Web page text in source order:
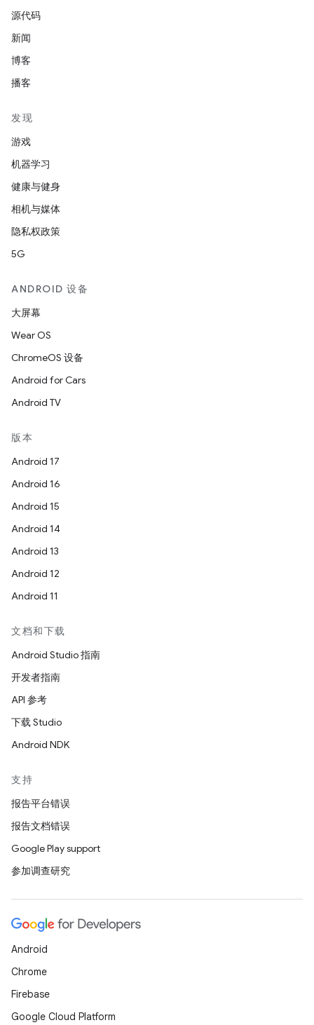
源代码
新闻
博客
播客
发现
游戏
机器学习
健康与健身
相机与媒体
隐私权政策
5G
ANDROID 设备
大屏幕
Wear OS
ChromeOS 设备
Android for Cars
Android TV
版本
Android 17
Android 16
Android 15
Android 14
Android 13
Android 12
Android 11
文档和下载
Android Studio 指南
开发者指南
API 参考
下载 Studio
Android NDK
支持
报告平台错误
报告文档错误
Google Play support
参加调查研究
Android
Chrome
Firebase
Google Cloud Platform